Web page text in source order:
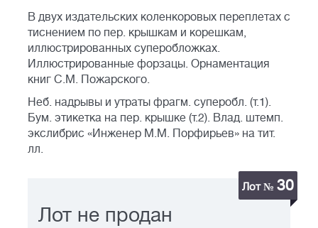
В двух издательских коленкоровых переплетах с
тиснением по пер. крышкам и корешкам,
иллюстрированных суперобложках.
Иллюстрированные форзацы. Орнаментация
книг С.М. Пожарского.
Неб. надрывы и утраты фрагм. суперобл. (т.1).
Бум. этикетка на пер. крышке (т.2). Влад. штемп.
экслибрис «Инженер М.М. Порфирьев» на тит.
лл.
Лот № 30
Лот не продан